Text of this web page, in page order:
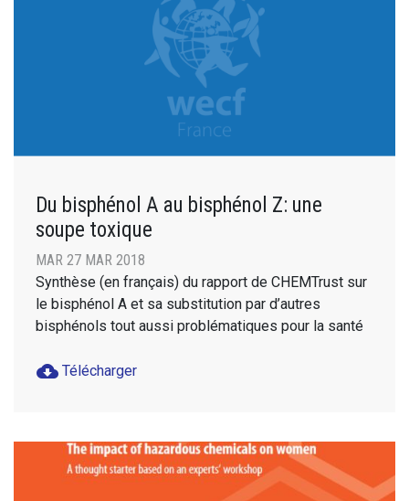
Du bisphénol A au bisphénol Z: une
soupe toxique
MAR 27 MAR 2018
Synthèse (en français) du rapport de CHEMTrust sur
le bisphénol A et sa substitution par d’autres
bisphénols tout aussi problématiques pour la santé
cloud_download Télécharger